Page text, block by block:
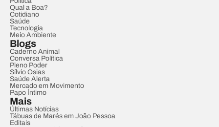
Qual a Boa?
Cotidiano
Saúde
Tecnologia
Meio Ambiente
Blogs
Caderno Animal
Conversa Política
Pleno Poder
Sílvio Osias
Saúde Alerta
Mercado em Movimento
Papo Íntimo
Mais
Últimas Notícias
Tábuas de Marés em João Pessoa
Editais